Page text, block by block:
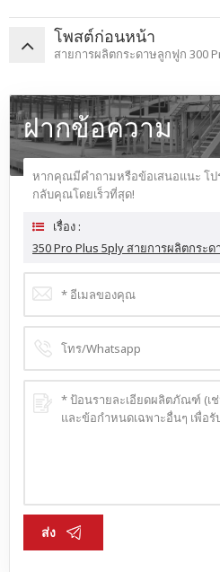
โพสต์ก่อนหน้า
สายการผลิตกระดาษลูกฟูก 300
ฝากข้อความ
หากคุณมีคำถามหรือข้อเสนอแนะ โป
กลับคุณโดยเร็วที่สุด!
เรื่อง :
350 Pro Plus 5ply สายการผลิตกระ
ส่ง